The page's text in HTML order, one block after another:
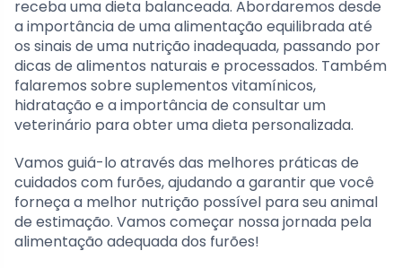
receba uma dieta balanceada. Abordaremos desde
a importância de uma alimentação equilibrada até
os sinais de uma nutrição inadequada, passando por
dicas de alimentos naturais e processados. Também
falaremos sobre suplementos vitamínicos,
hidratação e a importância de consultar um
veterinário para obter uma dieta personalizada.
Vamos guiá-lo através das melhores práticas de
cuidados com furões, ajudando a garantir que você
forneça a melhor nutrição possível para seu animal
de estimação. Vamos começar nossa jornada pela
alimentação adequada dos furões!